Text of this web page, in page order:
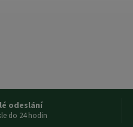
odeslání
do 24 hodin